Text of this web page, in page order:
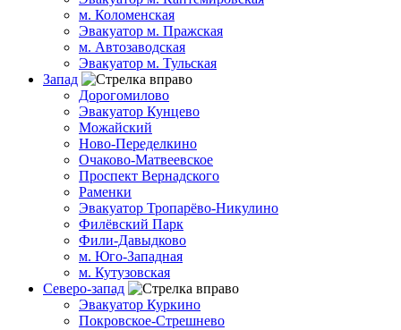
м. Коломенская
Эвакуатор м. Пражская
м. Автозаводская
Эвакуатор м. Тульская
Запад
Дорогомилово
Эвакуатор Кунцево
Можайский
Ново-Переделкино
Очаково-Матвеевское
Проспект Вернадского
Раменки
Эвакуатор Тропарёво-Никулино
Филёвский Парк
Фили-Давыдково
м. Юго-Западная
м. Кутузовская
Северо-запад
Эвакуатор Куркино
Покровское-Стрешнево